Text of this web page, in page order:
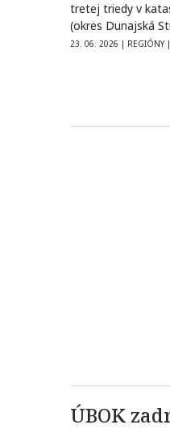
tretej triedy v
(okres Dunajská
škodu…
23. 06. 2026 | REGIÓNY |
ÚBOK